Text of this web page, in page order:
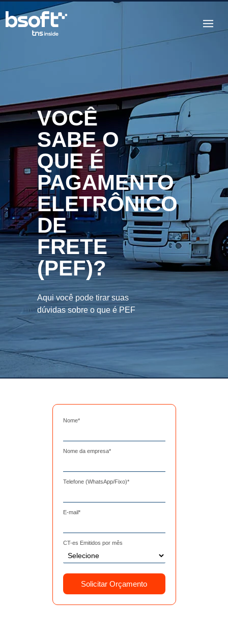
VOCÊ
SABE O
QUE É
PAGAMENTO
ELETRÔNICO
DE
FRETE
(PEF)?
Aqui você pode tirar suas
dúvidas sobre o que é PEF
Nome*
Nome da empresa*
Telefone (WhatsApp/Fixo)*
E-mail*
CT-es Emitidos por mês